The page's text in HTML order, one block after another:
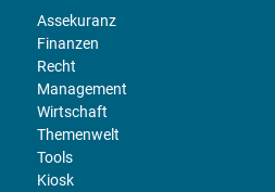
Assekuranz
Finanzen
Recht
Management
Wirtschaft
Themenwelt
Tools
Kiosk